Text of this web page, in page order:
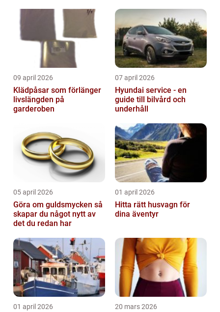
09 april 2026
Klädpåsar som förlänger
livslängden på
garderoben
07 april 2026
Hyundai service - en
guide till bilvård och
underhåll
05 april 2026
Göra om guldsmycken så
skapar du något nytt av
det du redan har
01 april 2026
Hitta rätt husvagn för
dina äventyr
01 april 2026 20 mars 2026